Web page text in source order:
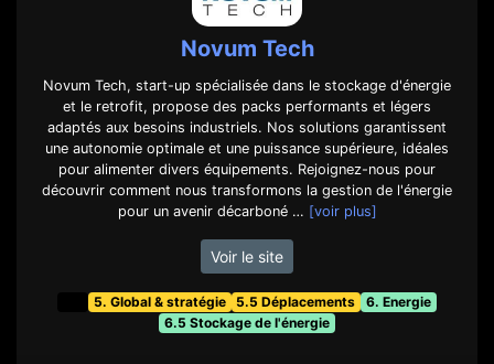
Novum Tech
Novum Tech, start-up spécialisée dans le stockage d'énergie
et le retrofit, propose des packs performants et légers
adaptés aux besoins industriels. Nos solutions garantissent
une autonomie optimale et une puissance supérieure, idéales
pour alimenter divers équipements. Rejoignez-nous pour
découvrir comment nous transformons la gestion de l'énergie
pour un avenir décarboné … [voir plus]
Voir le site
5. Global & stratégie 5.5 Déplacements
6. Energie
6.5 Stockage de l'énergie